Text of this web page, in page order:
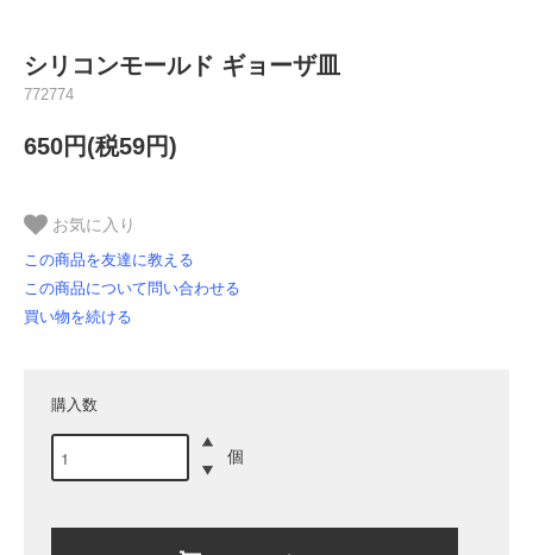
シリコンモールド ギョーザ皿
772774
650円(税59円)
お気に入り
この商品を友達に教える
この商品について問い合わせる
買い物を続ける
購入数
個